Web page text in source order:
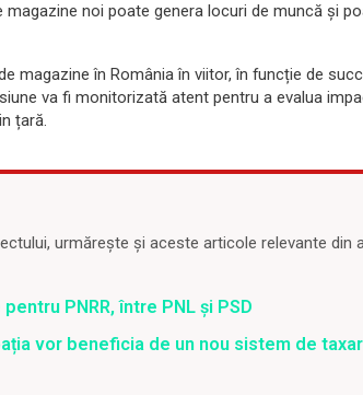
noi poate genera locuri de muncă și
magazine în România în viitor, în funcție de
va fi monitorizată atent pentru a evalua
țară.
urmărește și aceste articole relevante din
PNRR, între PNL și PSD
vor beneficia de un nou sistem de